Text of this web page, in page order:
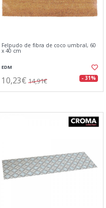
Felpudo de fibra de coco umbral, 60
x 40 cm
EDM
10,23€ 14,91€ - 31%